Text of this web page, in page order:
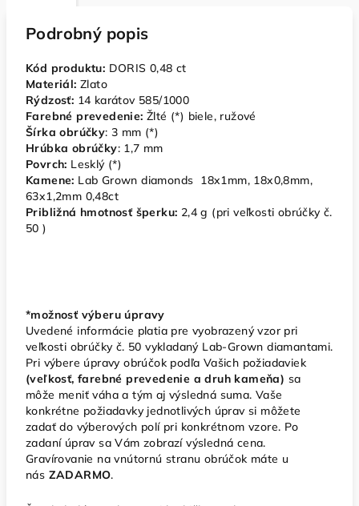
Podrobný popis
Kód produktu: DORIS 0,48 ct
Materiál: Zlato
Rýdzosť: 14 karátov 585/1000
Farebné prevedenie: Žlté (*) biele, ružové
Šírka obrúčky: 3 mm (*)
Hrúbka obrúčky: 1,7 mm
Povrch: Lesklý (*)
Kamene: Lab Grown diamonds 18x1mm, 18x0,8mm,
63x1,2mm 0,48ct
Približná hmotnosť šperku: 2,4 g (pri veľkosti obrúčky č.
50 )
*možnosť výberu úpravy
Uvedené informácie platia pre vyobrazený vzor pri
veľkosti obrúčky č. 50 vykladaný Lab-Grown diamantami.
Pri výbere úpravy obrúčok podľa Vašich požiadaviek
(veľkosť, farebné prevedenie a druh kameňa) sa
môže meniť váha a tým aj výsledná suma. Vaše
konkrétne požiadavky jednotlivých úprav si môžete
zadať do výberových polí pri konkrétnom vzore. Po
zadaní úprav sa Vám zobrazí výsledná cena.
Gravírovanie na vnútornú stranu obrúčok máte u
nás ZADARMO.